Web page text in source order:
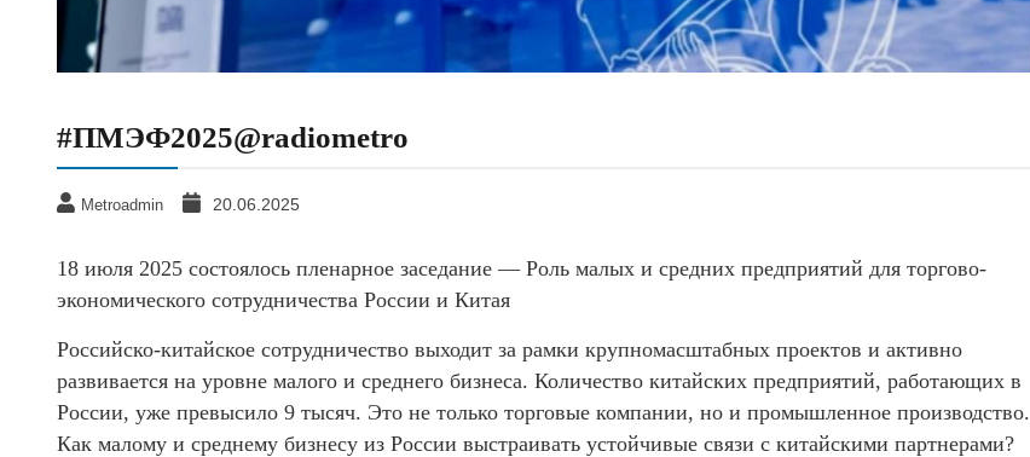
#ПМЭФ2025@radiometro
Metroadmin 20.06.2025
18 июля 2025 состоялось пленарное заседание — Роль малых и средних предприятий для торгово-
экономического сотрудничества России и Китая
Российско-китайское сотрудничество выходит за рамки крупномасштабных проектов и активно
развивается на уровне малого и среднего бизнеса. Количество китайских предприятий, работающих в
России, уже превысило 9 тысяч. Это не только торговые компании, но и промышленное производство.
Как малому и среднему бизнесу из России выстраивать устойчивые связи с китайскими партнерами?